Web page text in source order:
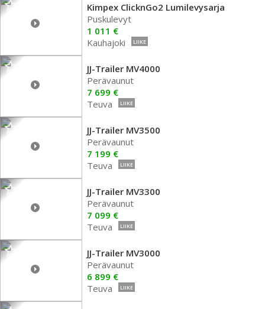
Kimpex ClicknGo2 Lumilevysarja
Puskulevyt
1 011 €
Kauhajoki
LIIKE
JJ-Trailer MV4000
Perävaunut
7 699 €
Teuva
LIIKE
JJ-Trailer MV3500
Perävaunut
7 199 €
Teuva
LIIKE
JJ-Trailer MV3300
Perävaunut
7 099 €
Teuva
LIIKE
JJ-Trailer MV3000
Perävaunut
6 899 €
Teuva
LIIKE